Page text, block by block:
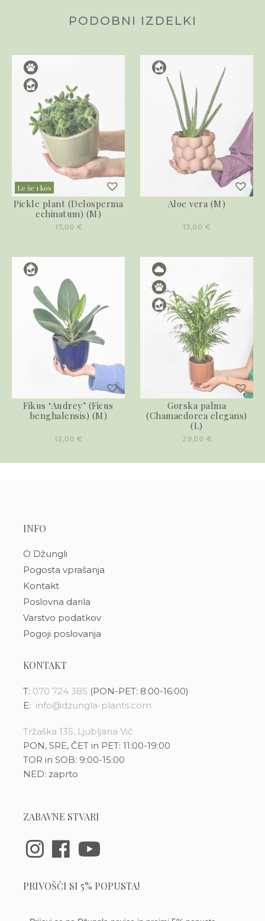
PODOBNI IZDELKI
Le še 1 kos
Pickle plant (Delosperma
echinatum) (M)
17,00 €
Aloe vera (M)
13,00 €
Fikus ‘Audrey’ (Ficus
benghalensis) (M)
12,00 €
Gorska palma
(Chamaedorea elegans)
(L)
29,00 €
INFO
O Džungli
Pogosta vprašanja
Kontakt
Poslovna darila
Varstvo podatkov
Pogoji poslovanja
KONTAKT
T: 070 724 385 (PON-PET: 8:00-16:00)
E: info@dzungla-plants.com
Tržaška 135, Ljubljana Vič
PON, SRE, ČET in PET: 11:00-19:00
TOR in SOB: 9:00-15:00
NED: zaprto
ZABAVNE STVARI
PRIVOŠČI SI 5% POPUSTA!